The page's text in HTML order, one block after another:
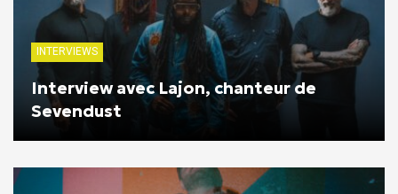
INTERVIEWS
Interview avec Lajon, chanteur de
Sevendust